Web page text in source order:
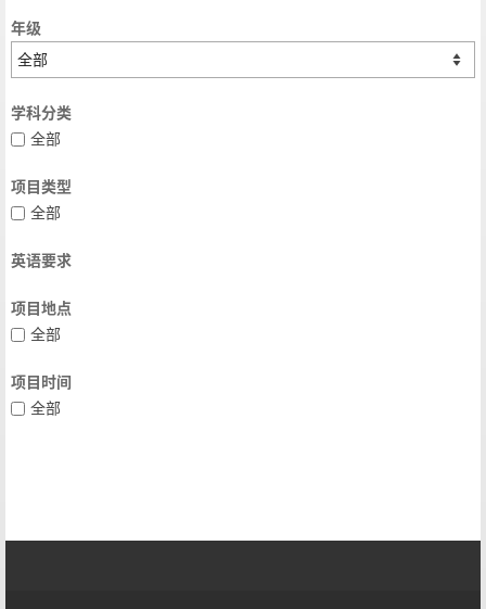
年级
学科分类
全部
项目类型
全部
英语要求
项目地点
全部
项目时间
全部